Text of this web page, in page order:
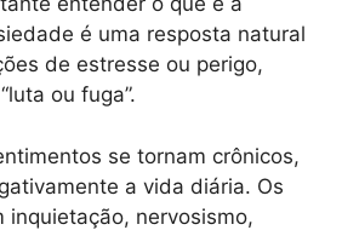
é uma resposta natural
de estresse ou perigo,
ou fuga”.
se tornam crônicos,
a vida diária. Os
inquietação, nervosismo,